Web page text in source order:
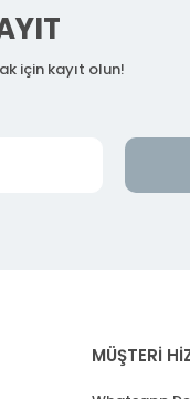
için kayıt olun!
MÜŞTERİ